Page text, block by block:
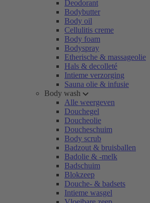
Deodorant
Bodybutter
Body oil
Cellulitis creme
Body foam
Bodyspray
Etherische & massageolie
Hals & decolleté
Intieme verzorging
Sauna olie & infusie
Body wash
Alle weergeven
Douchegel
Doucheolie
Doucheschuim
Body scrub
Badzout & bruisballen
Badolie & -melk
Badschuim
Blokzeep
Douche- & badsets
Intieme wasgel